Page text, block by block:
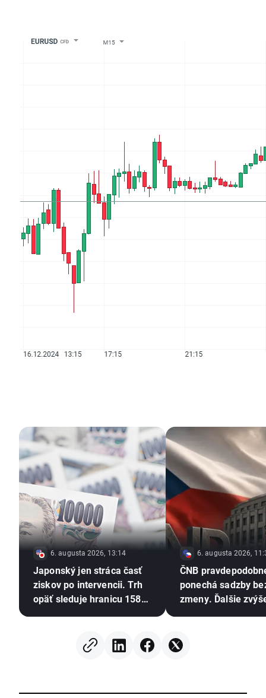
6. augusta 2026, 13:14
Japonský jen stráca časť
ziskov po intervencii. Trh
opäť sleduje hranicu 158
6. augusta 2026,
ČNB
ponechá sadzby
zmeny. Ďalšie